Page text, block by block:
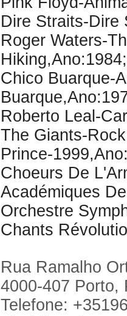
Dire Straits-Dire
Roger Waters-
Hiking,Ano:1984;
Chico Buarque-
Roberto Leal-
The Giants-
Prince-
Choeurs De
Académiques
Orchestre
Chants
Rua Ramalho
4000-407 Porto,
Telefone: